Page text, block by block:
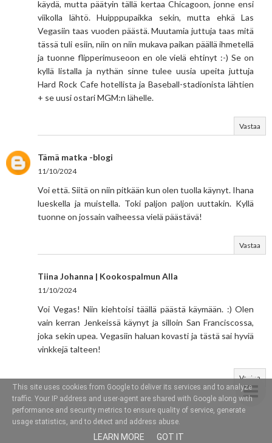
käydä, mutta päätyin tällä kertaa Chicagoon, jonne ensi
viikolla lähtö. Huipppupaikka sekin, mutta ehkä Las
Vegasiin taas vuoden päästä. Muutamia juttuja taas mitä
tässä tuli esiin, niin on niin mukava paikan päällä ihmetellä
ja tuonne flipperimuseoon en ole vielä ehtinyt :-) Se on
kyllä listalla ja nythän sinne tulee uusia upeita juttuja
Hard Rock Cafe hotellista ja Baseball-stadionista lähtien
+ se uusi ostari MGM:n lähelle.
Vastaa
Tämä matka -blogi
11/10/2024
Voi että. Siitä on niin pitkään kun olen tuolla käynyt. Ihana
lueskella ja muistella. Toki paljon paljon uuttakin. Kyllä
tuonne on jossain vaiheessa vielä päästävä!
Vastaa
Tiina Johanna | Kookospalmun Alla
11/10/2024
Voi Vegas! Niin kiehtoisi täällä päästä käymään. :) Olen
vain kerran Jenkeissä käynyt ja silloin San Franciscossa,
joka sekin upea. Vegasiin haluan kovasti ja tästä sai hyviä
vinkkejä talteen!
Vastaa
This site uses cookies from Google to deliver its services and to analyze
traffic. Your IP address and user-agent are shared with Google along with
performance and security metrics to ensure quality of service, generate
usage statistics, and to detect and address abuse.
LEARN MORE GOT IT